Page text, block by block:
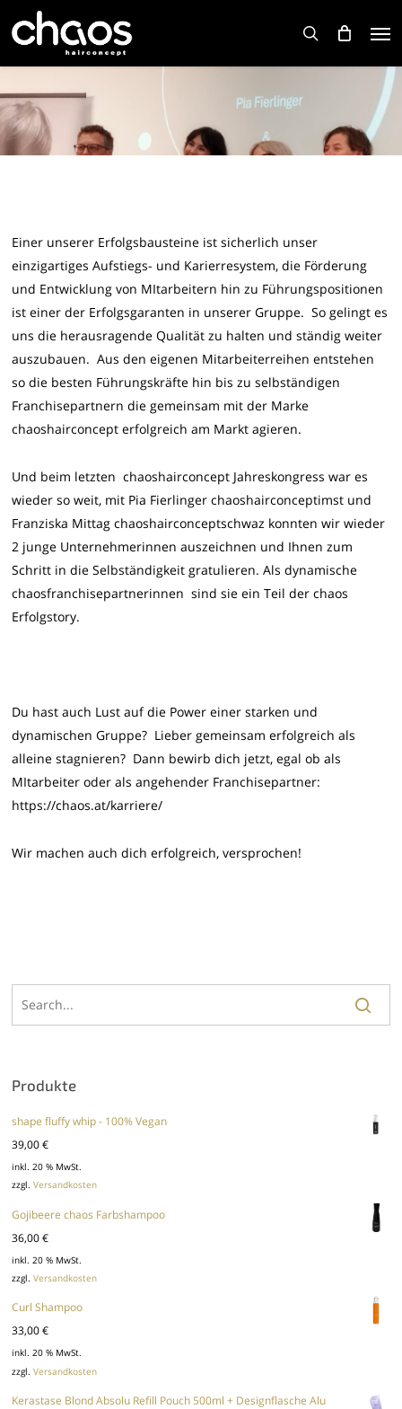
search
Einer unserer Erfolgsbausteine ist sicherlich unser
einzigartiges Aufstiegs- und Karierresystem, die Förderung
und Entwicklung von MItarbeitern hin zu Führungspositionen
ist einer der Erfolgsgaranten in unserer Gruppe. So gelingt es
uns die herausragende Qualität zu halten und ständig weiter
auszubauen. Aus den eigenen Mitarbeiterreihen entstehen
so die besten Führungskräfte hin bis zu selbständigen
Franchisepartnern die gemeinsam mit der Marke
chaoshairconcept erfolgreich am Markt agieren.
Und beim letzten chaoshairconcept Jahreskongress war es
wieder so weit, mit Pia Fierlinger chaoshairconceptimst und
Franziska Mittag chaoshairconceptschwaz konnten wir wieder
2 junge Unternehmerinnen auszeichnen und Ihnen zum
Schritt in die Selbständigkeit gratulieren. Als dynamische
chaosfranchisepartnerinnen sind sie ein Teil der chaos
Erfolgstory.
Du hast auch Lust auf die Power einer starken und
dynamischen Gruppe? Lieber gemeinsam erfolgreich als
alleine stagnieren? Dann bewirb dich jetzt, egal ob als
MItarbeiter oder als angehender Franchisepartner:
https://chaos.at/karriere/
Wir machen auch dich erfolgreich, versprochen!
Produkte
shape fluffy whip - 100% Vegan
39,00€
inkl. 20 % MwSt.
zzgl.Versandkosten
Gojibeere chaos Farbshampoo
36,00€
inkl. 20 % MwSt.
zzgl.Versandkosten
Curl Shampoo
33,00€
inkl. 20 % MwSt.
zzgl.Versandkosten
Kerastase Blond Absolu Refill Pouch 500ml + Designflasche Alu